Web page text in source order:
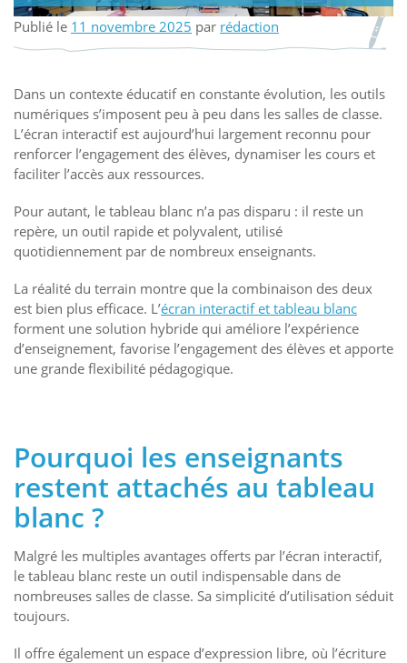
Publié le 11 novembre 2025 par rédaction
Dans un contexte éducatif en constante évolution, les outils
numériques s’imposent peu à peu dans les salles de classe.
L’écran interactif est aujourd’hui largement reconnu pour
renforcer l’engagement des élèves, dynamiser les cours et
faciliter l’accès aux ressources.
Pour autant, le tableau blanc n’a pas disparu : il reste un
repère, un outil rapide et polyvalent, utilisé
quotidiennement par de nombreux enseignants.
La réalité du terrain montre que la combinaison des deux
est bien plus efficace. L’écran interactif et tableau blanc
forment une solution hybride qui améliore l’expérience
d’enseignement, favorise l’engagement des élèves et apporte
une grande flexibilité pédagogique.
Pourquoi les enseignants
restent attachés au tableau
blanc ?
Malgré les multiples avantages offerts par l’écran interactif,
le tableau blanc reste un outil indispensable dans de
nombreuses salles de classe. Sa simplicité d’utilisation séduit
toujours.
Il offre également un espace d’expression libre, où l’écriture